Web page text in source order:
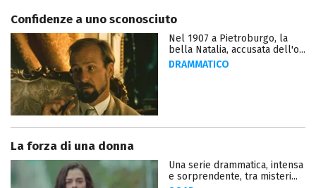
Confidenze a uno sconosciuto
Nel 1907 a Pietroburgo, la
bella Natalia, accusata dell'o...
DRAMMATICO
La forza di una donna
Una serie drammatica, intensa
e sorprendente, tra misteri...